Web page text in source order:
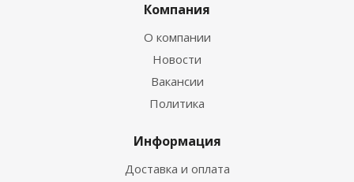
Компания
О компании
Новости
Вакансии
Политика
Информация
Доставка и оплата